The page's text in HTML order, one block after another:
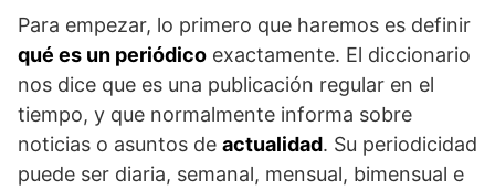
Para empezar, lo primero que haremos es definir
qué es un periódico exactamente. El diccionario
nos dice que es una publicación regular en el
tiempo, y que normalmente informa sobre
noticias o asuntos de actualidad. Su periodicidad
puede ser diaria, semanal, mensual, bimensual e